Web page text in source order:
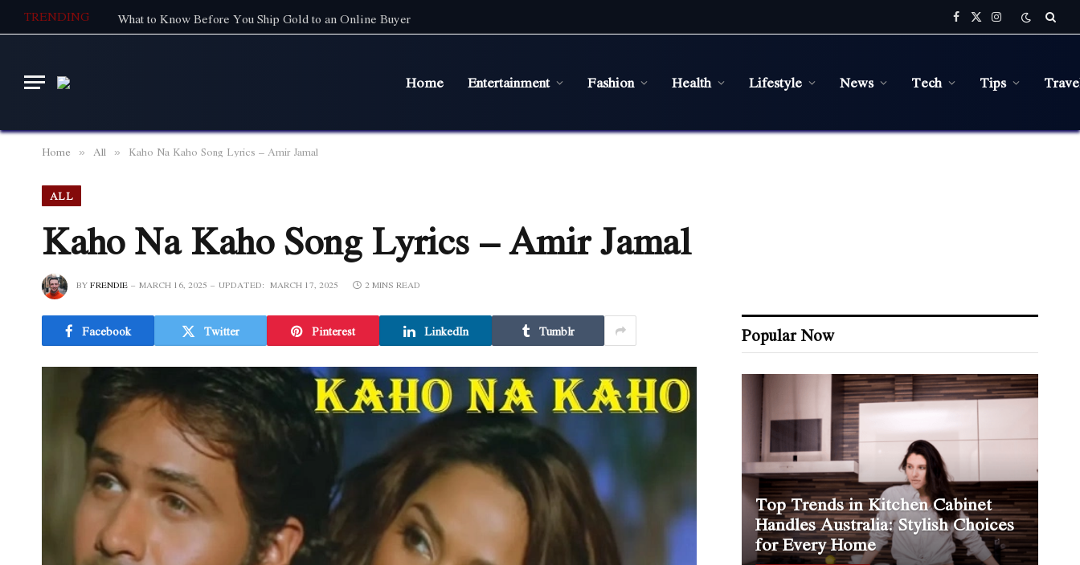
TRENDING What to Know Before You Ship Gold to an Online Buyer Facebook
X
(Twitter)
Instagram
Home Entertainment Fashion Health Lifestyle News Tech Tips
Home » All » Kaho Na Kaho Song Lyrics – Amir Jamal
ALL
Kaho Na Kaho Song Lyrics – Amir Jamal
BYFRENDIE MARCH 16, 2025 UPDATED: MARCH 17, 2025 2 MINS READ
Facebook Twitter Pinterest LinkedIn Tumblr Popular Now
Top Trends in Kitchen Cabinet
Handles Australia: Stylish Choices
for Every Home